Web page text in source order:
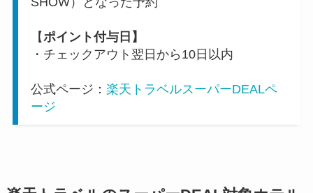
【ポイント付与日】
・チェックアウト翌日から10日以内
公式ページ： 楽天トラベルスーパーDEALペ
ージ